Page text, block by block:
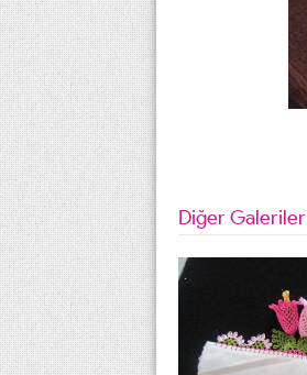
Diğer Galeriler